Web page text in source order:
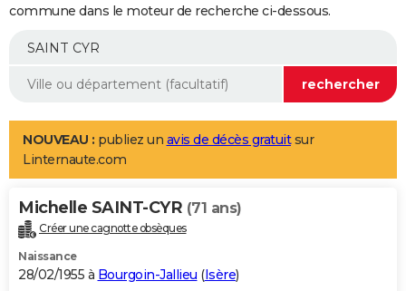
Essais
Réserver un essai
Citadines
Berlines
SUV
Forum auto
+
Mobiles
Meilleur smartphone
Internet
Ordinateurs
Jeux vidéo
Guide high-tech
Aménagement intérieur
LIFESTYLE
Art de vivre
Bien-être
Loisirs
Mode
Modes de vie
Alimentation
Guide de la santé
Maladies
Médicaments
Sommeil
VOYAGE
Destinations
City break
Voyage nature
Voyage de noces
Forum
Climat
+PHOTO
GUIDES D'ACHAT
commune dans le moteur de recherche ci-dessous.
NOUVEAU : publiez un avis de décès gratuitsur
Linternaute.com
Michelle SAINT-CYR (71 ans)
Créer une cagnotte obsèques
Naissance
28/02/1955 à Bourgoin-Jallieu (Isère)